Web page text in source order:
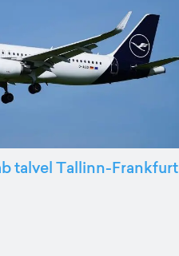
talvel Tallinn-Frankfurt